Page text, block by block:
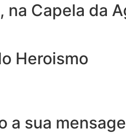
Capela da
Heroismo
a sua